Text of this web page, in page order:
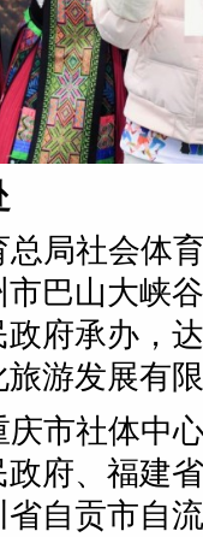
局社会体
巴山大峡
府承办，
游发展有
庆市社体中
府、福建
自贡市自